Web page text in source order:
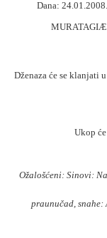
Dana:
MURATAGIÆ
Dženaza će se klanjati
Ukop
Ožalošćeni: Sinovi:
praunučad, snahe: